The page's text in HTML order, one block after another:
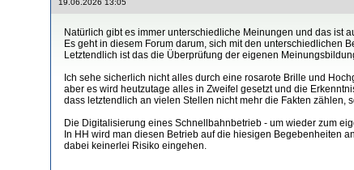
Natürlich gibt es immer unterschiedliche Meinungen und das ist
Es geht in diesem Forum darum, sich mit den unterschiedlichen
Letztendlich ist das die Überprüfung der eigenen
Ich sehe sicherlich nicht alles durch eine rosarote Brille und
aber es wird heutzutage alles in Zweifel gesetzt und die
dass letztendlich an vielen Stellen nicht mehr die Fakten zählen,
Die Digitalisierung eines Schnellbahnbetrieb - um wieder zum
In HH wird man diesen Betrieb auf die hiesigen Begebenheiten
dabei keinerlei Risiko eingehen.